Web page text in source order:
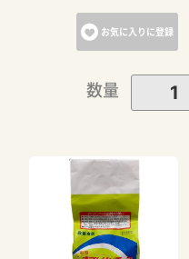
お気に入りに登録
数量